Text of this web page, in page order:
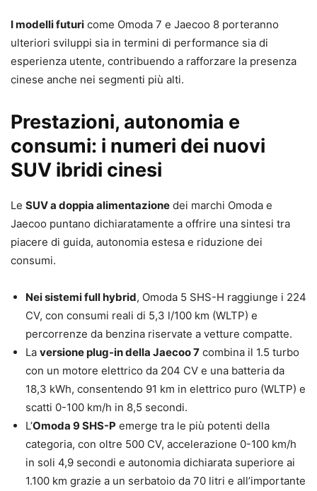
I modelli futuri come Omoda 7 e Jaecoo 8 porteranno
ulteriori sviluppi sia in termini di performance sia di
esperienza utente, contribuendo a rafforzare la presenza
cinese anche nei segmenti più alti.
Prestazioni, autonomia e
consumi: i numeri dei nuovi
SUV ibridi cinesi
Le SUV a doppia alimentazione dei marchi Omoda e
Jaecoo puntano dichiaratamente a offrire una sintesi tra
piacere di guida, autonomia estesa e riduzione dei
consumi.
Nei sistemi full hybrid, Omoda 5 SHS-H raggiunge i 224
CV, con consumi reali di 5,3 l/100 km (WLTP) e
percorrenze da benzina riservate a vetture compatte.
La versione plug-in della Jaecoo 7 combina il 1.5 turbo
con un motore elettrico da 204 CV e una batteria da
18,3 kWh, consentendo 91 km in elettrico puro (WLTP) e
scatti 0-100 km/h in 8,5 secondi.
L’Omoda 9 SHS-P emerge tra le più potenti della
categoria, con oltre 500 CV, accelerazione 0-100 km/h
in soli 4,9 secondi e autonomia dichiarata superiore ai
1.100 km grazie a un serbatoio da 70 litri e all’importante